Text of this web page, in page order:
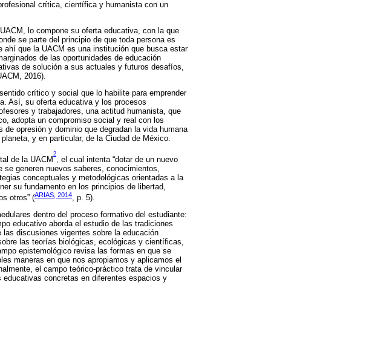
crítica, científica y humanista con un
lo compone su oferta educativa, con la que
se parte del principio de que toda persona es
que la UACM es una institución que busca estar
de las oportunidades de educación
de solución a sus actuales y futuros desafíos,
2016).
crítico y social que lo habilite para emprender
Así, su oferta educativa y los procesos
y trabajadores, una actitud humanista, que
adopta un compromiso social y real con los
opresión y dominio que degradan la vida humana
y en particular, de la Ciudad de México.
de la UACM
2
, el cual intenta “dotar de un nuevo
generen nuevos saberes, conocimientos,
conceptuales y me­todológicas orientadas a la
su fundamento en los principios de li­bertad,
otros” (ARIAS, 2014, p. 5).
dentro del proceso formativo del estudiante:
educativo aborda el estudio de las tradiciones
discusiones vigentes sobre la educación
las teorías biológicas, ecológicas y científicas,
epistemológico revisa las formas en que se
maneras en que nos apropiamos y aplicamos el
el campo teórico-práctico trata de vincular
concretas en diferentes espacios y